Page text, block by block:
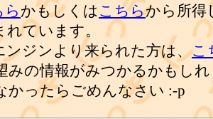
ら かもしくはこちらから所得
ています。
ンジンより来られた方は、こ
みの情報がみつかるかもし
かったらごめんなさい :-p